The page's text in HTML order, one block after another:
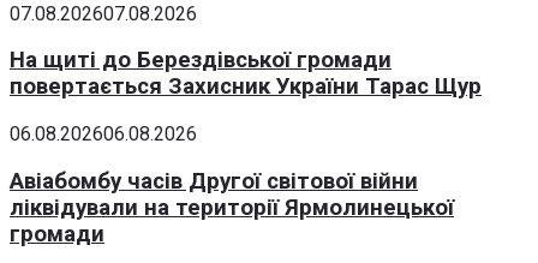
07.08.202607.08.2026
На щиті до Берездівської громади
повертається Захисник України Тарас Щур
06.08.202606.08.2026
Авіабомбу часів Другої світової війни
ліквідували на території Ярмолинецької
громади